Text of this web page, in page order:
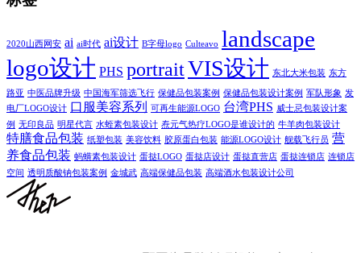
2020山西网安 ai ai时代 ai设计 B字母logo Culteavo landscape
logo设计 PHS portraitVIS设计 东北大米包装 东方
路亚 中医品牌升级 中国海军筛选飞行 保健品包装案例 保健品包装设计案例 军队形象 发
电厂LOGO设计 口服美容系列 可再生能源LOGO 台湾PHS 威士忌包装设计案
例 无印良品 明星代言 水蛭素包装设计 焘元气热疗LOGO是谁设计的 牛羊肉包装设计
特膳食品包装 纸塑包装 美容饮料 胶原蛋白包装 能源LOGO设计 舰载飞行员 营
养食品包装 蚂蟥素包装设计 蛋挞LOGO 蛋挞店设计 蛋挞直营店 蛋挞连锁店 连锁店
空间 透明质酸钠包装案例 金城武 高端保健品包装 高端酒水包装设计公司